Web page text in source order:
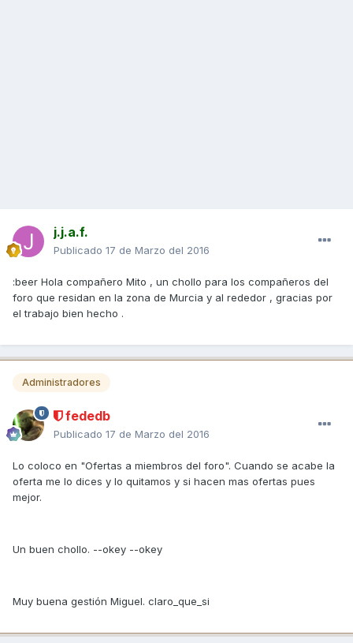
j.j.a.f.
Publicado 17 de Marzo del 2016
:beer Hola compañero Mito , un chollo para los compañeros del
foro que residan en la zona de Murcia y al rededor , gracias por
el trabajo bien hecho .
Administradores
fededb
Publicado 17 de Marzo del 2016
Lo coloco en "Ofertas a miembros del foro". Cuando se acabe la
oferta me lo dices y lo quitamos y si hacen mas ofertas pues
mejor.
Un buen chollo. --okey --okey
Muy buena gestión Miguel. claro_que_si